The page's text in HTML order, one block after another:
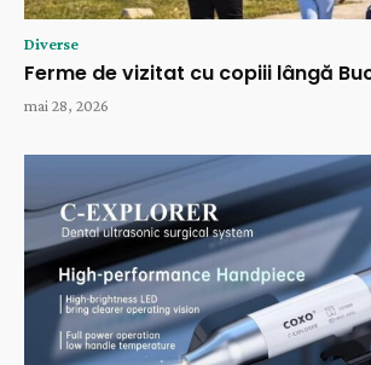
Diverse
Ferme de vizitat cu copiii lângă
mai 28, 2026